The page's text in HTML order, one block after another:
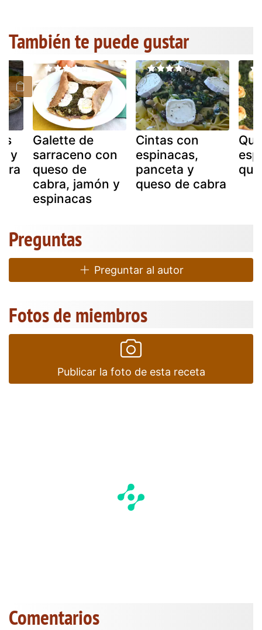
También te puede gustar
y
Galette de
sarraceno con
queso de
cabra, jamón y
espinacas
Cintas con
espinacas,
panceta y
queso de cabra
Preguntas
Preguntar al autor
Fotos de miembros
Publicar la foto de esta receta
Comentarios